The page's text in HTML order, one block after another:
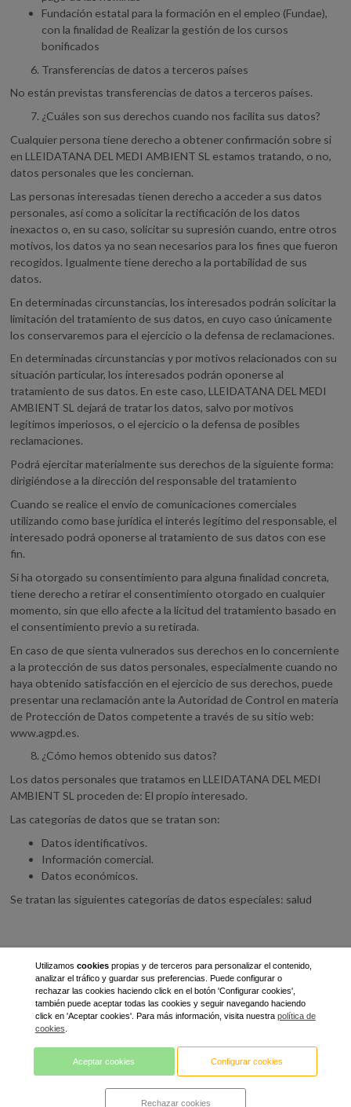
Fundación estatal para la formación en el empleo (Fundae),
con la finalidad de Realizar la gestión de los cursos
bonificados
Transferencias de datos a terceros países
No están previstas transferencias de datos a terceros países.
¿Cuáles son sus derechos cuando nos facilita sus datos?
Cualquier persona tiene derecho a obtener confirmación sobre si
en LLEIDATANA DEL MEDI AMBIENT SL estamos tratando, o no,
datos personales que les conciernan.
Las personas interesadas tienen derecho a acceder a sus datos
personales, así como a solicitar la rectificación de los datos
inexactos o, en su caso, solicitar su supresión cuando, entre otros
motivos, los datos ya no sean necesarios para los fines que fueron
recogidos. Igualmente tiene derecho a la portabilidad de sus
datos.
En determinadas circunstancias, los interesados podrán solicitar la
limitación del tratamiento de sus datos, en cuyo caso únicamente
los conservaremos para el ejercicio o la defensa de reclamaciones.
En determinadas circunstancias y por motivos relacionados con su
situación particular, los interesados podrán oponerse al
tratamiento de sus datos. En este caso, LLEIDATANA DEL MEDI
AMBIENT SL dejará de tratar los datos, salvo por motivos
legítimos imperiosos, o el ejercicio o la defensa de posibles
reclamaciones.
Podrá ejercitar materialmente sus derechos de la siguiente forma:
dirigiéndose a la dirección del responsable del tratamiento
Cuando se realice el envío de comunicaciones comerciales
utilizando como base jurídica el interés legítimo del responsable, el
interesado podrá oponerse al tratamiento de sus datos con ese
fin.
Si ha otorgado su consentimiento para alguna finalidad concreta,
tiene derecho a retirar el consentimiento otorgado en cualquier
momento, sin que ello afecte a la licitud del tratamiento basado en
el consentimiento previo a su retirada.
En caso de que sienta vulnerados sus derechos en lo concerniente
a la protección de sus datos personales, especialmente cuando no
haya obtenido satisfacción en el ejercicio de sus derechos, puede
presentar una reclamación ante la Autoridad de Control en materia
de Protección de Datos competente a través de su sitio web:
www.agpd.es.
¿Cómo hemos obtenido sus datos?
Los datos personales que tratamos en LLEIDATANA DEL MEDI
AMBIENT SL proceden de: El propio interesado.
Las categorías de datos que se tratan son:
Datos identificativos.
Información comercial.
Datos económicos.
Se tratan las siguientes categorías de datos especiales: salud
Polígono Industrial Camí dels Frares Tel. 973232104
Fax. 973597037
Utilizamos cookiespropias y de terceros para personalizar el contenido,
analizar el tráfico y guardar sus preferencias. Puede configurar o
rechazar las cookies haciendo click en el botón 'Configurar cookies',
también puede aceptar todas las cookies y seguir navegando haciendo
click en 'Aceptar cookies'. Para más información, visita nuestra política de
cookies
Aceptar cookies Configurar cookies
Rechazar cookies